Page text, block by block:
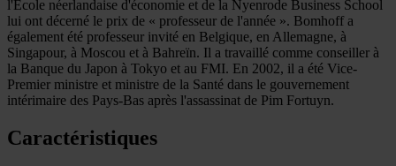
l'École néerlandaise d'économie et de la Nyenrode Business School
lui ont décerné le prix de « professeur de l'année ». Bomhoff a
également été professeur invité en Belgique, en Allemagne, à
Singapour, à Moscou et à Bahreïn. Il a travaillé comme conseiller à
la Banque du Japon à Tokyo et au FMI. En 2002, il a été Vice-
Premier ministre et ministre de la Santé dans le gouvernement
intérimaire des Pays-Bas après l'assassinat de Pim Fortuyn.
Caractéristiques